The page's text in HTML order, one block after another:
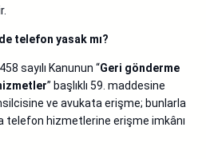
telefon yasak mı?
sayılı Kanunun “Geri gönderme
” başlıklı 59. maddesine
ve avukata erişme; bunlarla
telefon hizmetlerine erişme imkânı